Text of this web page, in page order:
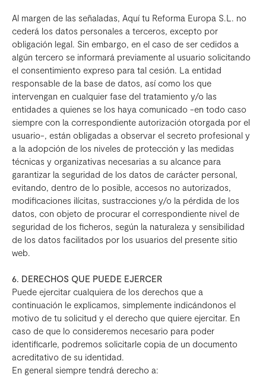
Al margen de las señaladas, Aquí tu Reforma Europa S.L. no
cederá los datos personales a terceros, excepto por
obligación legal. Sin embargo, en el caso de ser cedidos a
algún tercero se informará previamente al usuario solicitando
el consentimiento expreso para tal cesión. La entidad
responsable de la base de datos, así como los que
intervengan en cualquier fase del tratamiento y/o las
entidades a quienes se los haya comunicado -en todo caso
siempre con la correspondiente autorización otorgada por el
usuario-, están obligadas a observar el secreto profesional y
a la adopción de los niveles de protección y las medidas
técnicas y organizativas necesarias a su alcance para
garantizar la seguridad de los datos de carácter personal,
evitando, dentro de lo posible, accesos no autorizados,
modificaciones ilícitas, sustracciones y/o la pérdida de los
datos, con objeto de procurar el correspondiente nivel de
seguridad de los ficheros, según la naturaleza y sensibilidad
de los datos facilitados por los usuarios del presente sitio
web.
6. DERECHOS QUE PUEDE EJERCER
Puede ejercitar cualquiera de los derechos que a
continuación le explicamos, simplemente indicándonos el
motivo de tu solicitud y el derecho que quiere ejercitar. En
caso de que lo consideremos necesario para poder
identificarle, podremos solicitarle copia de un documento
acreditativo de su identidad.
En general siempre tendrá derecho a: